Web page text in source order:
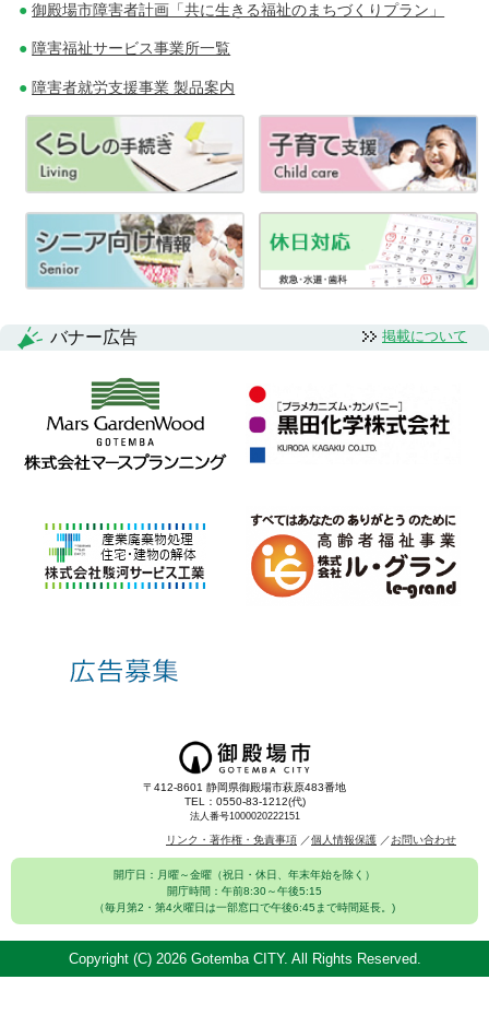
御殿場市障害者計画「共に生きる福祉のまちづくりプラン」
障害福祉サービス事業所一覧
障害者就労支援事業 製品案内
バナー広告 掲載について
〒412-8601 静岡県御殿場市萩原483番地
TEL：0550-83-1212(代)
法人番号1000020222151
リンク・著作権・免責事項 個人情報保護 お問い合わせ
開庁日：月曜～金曜（祝日・休日、年末年始を除く）
開庁時間：午前8:30～午後5:15
（毎月第2・第4火曜日は一部窓口で午後6:45まで時間延長。)
Copyright (C) 2026 Gotemba CITY. All Rights Reserved.